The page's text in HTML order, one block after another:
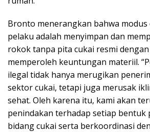
Bronto menerangkan bahwa
pelaku adalah menyimpan dan
rokok tanpa pita cukai resmi
memperoleh keuntungan materiil.
ilegal tidak hanya merugikan
sektor cukai, tetapi juga merusak
sehat. Oleh karena itu, kami akan
penindakan terhadap setiap bentuk
bidang cukai serta berkoordinasi